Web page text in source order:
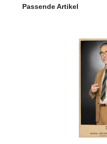
Produktgalerie überspringen
Passende Artikel